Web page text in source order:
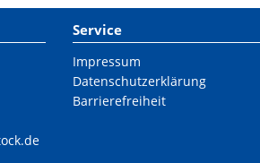
Service
Impressum
Datenschutzerklärung
Barrierefreiheit